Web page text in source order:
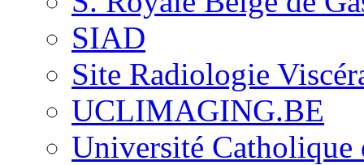
SIAD
Site Radiologie
UCLIMAGING.BE
Université Catholique